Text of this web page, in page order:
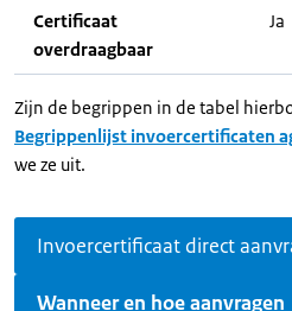
Certificaat
overdraagbaar
Ja
Zijn de begrippen in de tabel
Begrippenlijst invoercertificaten
we ze uit.
Invoercertificaat direct
Wanneer en hoe aanvragen